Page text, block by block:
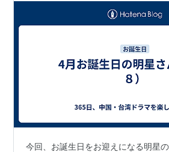
今回、お誕生日をお迎えになる明星